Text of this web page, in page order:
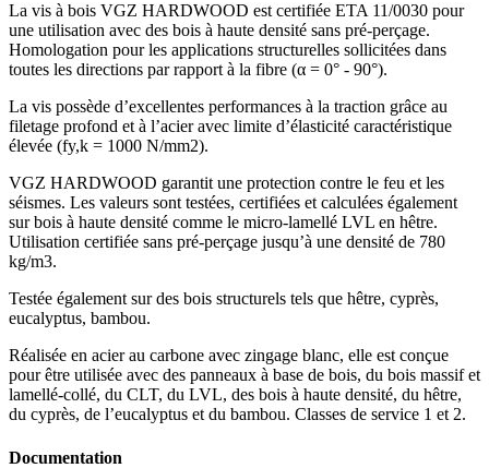
La vis à bois VGZ HARDWOOD est certifiée ETA 11/0030 pour
une utilisation avec des bois à haute densité sans pré-perçage.
Homologation pour les applications structurelles sollicitées dans
toutes les directions par rapport à la fibre (α = 0° - 90°).
La vis possède d’excellentes performances à la traction grâce au
filetage profond et à l’acier avec limite d’élasticité caractéristique
élevée (fy,k = 1000 N/mm2).
VGZ HARDWOOD garantit une protection contre le feu et les
séismes. Les valeurs sont testées, certifiées et calculées également
sur bois à haute densité comme le micro-lamellé LVL en hêtre.
Utilisation certifiée sans pré-perçage jusqu’à une densité de 780
kg/m3.
Testée également sur des bois structurels tels que hêtre, cyprès,
eucalyptus, bambou.
Réalisée en acier au carbone avec zingage blanc, elle est conçue
pour être utilisée avec des panneaux à base de bois, du bois massifet
lamellé-collé, du CLT, du LVL, des bois à haute densité, du hêtre,
du cyprès, de l’eucalyptus et du bambou. Classes de service 1 et 2.
Documentation